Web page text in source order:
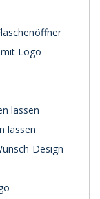
Logo
lassen
lassen
Design